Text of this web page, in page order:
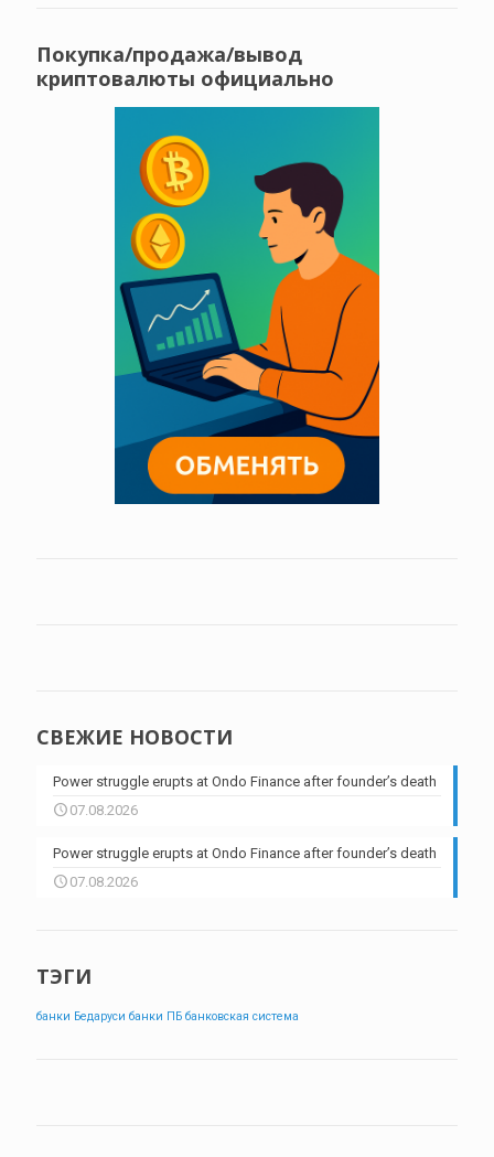
Покупка/продажа/вывод
криптовалюты официально
СВЕЖИЕ НОВОСТИ
Power struggle erupts at Ondo Finance after founder’s death
07.08.2026
Power struggle erupts at Ondo Finance after founder’s death
07.08.2026
ТЭГИ
банки Бедаруси банки ПБ банковская система